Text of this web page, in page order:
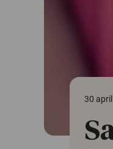
30